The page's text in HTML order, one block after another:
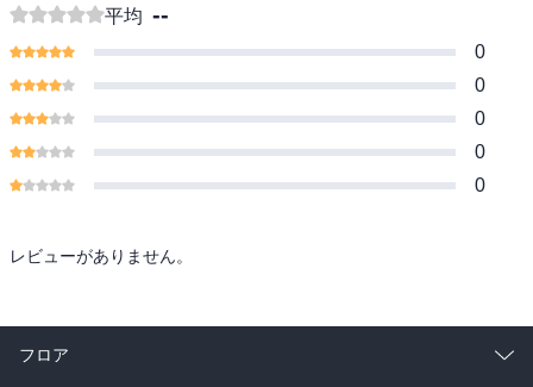
平均 --
0
0
0
0
0
レビューがありません。
フロア